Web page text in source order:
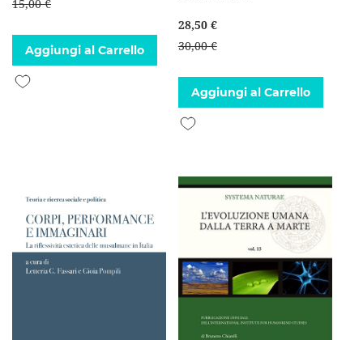
15,00 €
Aggiungi al Carrello
Aggiungi alla lista desideri
28,50 €
30,00 €
Aggiungi al Carrello
Aggiungi alla lista desideri